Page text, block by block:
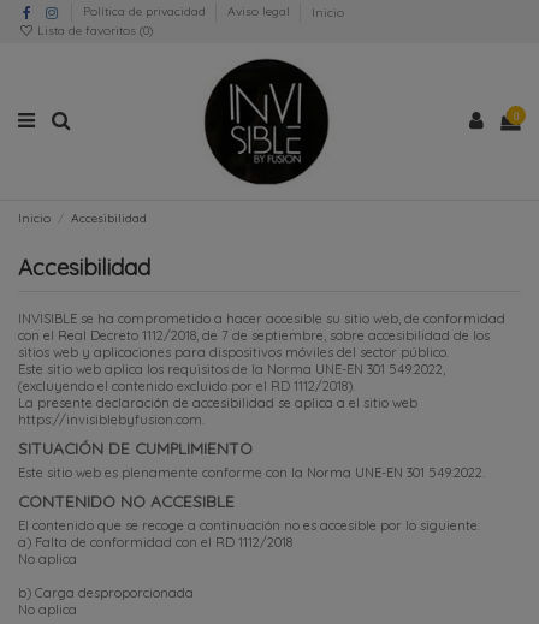
Política de privacidad Aviso legal
Inicio
Lista de favoritos (0)
0
Inicio Accesibilidad
Accesibilidad
INVISIBLE se ha comprometido a hacer accesible su sitio web, de conformidad
con el Real Decreto 1112/2018, de 7 de septiembre, sobre accesibilidad de los
sitios web y aplicaciones para dispositivos móviles del sector público.
Este sitio web aplica los requisitos de la Norma UNE-EN 301 549:2022,
(excluyendo el contenido excluido por el RD 1112/2018).
La presente declaración de accesibilidad se aplica a el sitio web
https://invisiblebyfusion.com.
SITUACIÓN DE CUMPLIMIENTO
Este sitio web es plenamente conforme con la Norma UNE-EN 301 549:2022.
CONTENIDO NO ACCESIBLE
El contenido que se recoge a continuación no es accesible por lo siguiente:
a) Falta de conformidad con el RD 1112/2018
No aplica
b) Carga desproporcionada
No aplica